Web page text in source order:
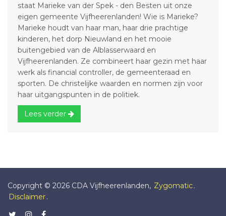
staat Marieke van der Spek - den Besten uit onze
eigen gemeente Vijfheerenlanden! Wie is Marieke?
Marieke houdt van haar man, haar drie prachtige
kinderen, het dorp Nieuwland en het mooie
buitengebied van de Alblasserwaard en
Vijfheerenlanden. Ze combineert haar gezin met haar
werk als financial controller, de gemeenteraad en
sporten. De christelijke waarden en normen zijn voor
haar uitgangspunten in de politiek.
Lees verder
Copyright © 2026 CDA Vijfheerenlanden, Zygomatic.
Disclaimer.